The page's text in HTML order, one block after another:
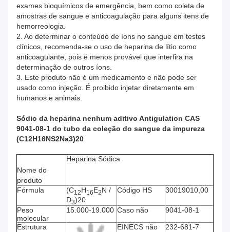
exames bioquímicos de emergência, bem como coleta de
amostras de sangue e anticoagulação para alguns itens de
hemorreologia.
2. Ao determinar o conteúdo de íons no sangue em testes
clínicos, recomenda-se o uso de heparina de lítio como
anticoagulante, pois é menos provável que interfira na
determinação de outros íons.
3. Este produto não é um medicamento e não pode ser
usado como injeção. É proibido injetar diretamente em
humanos e animais.
Sódio da heparina nenhum aditivo Antigulation CAS
9041-08-1 do tubo da coleção do sangue da impureza
(C12H16NS2Na3)20
Nome do
produto
Heparina Sódica
Fórmula (C12H16E2N /
D3)20
Código HS 30019010,00
Peso
molecular
15.000-19.000 Caso não 9041-08-1
Estrutura EINECS não 232-681-7